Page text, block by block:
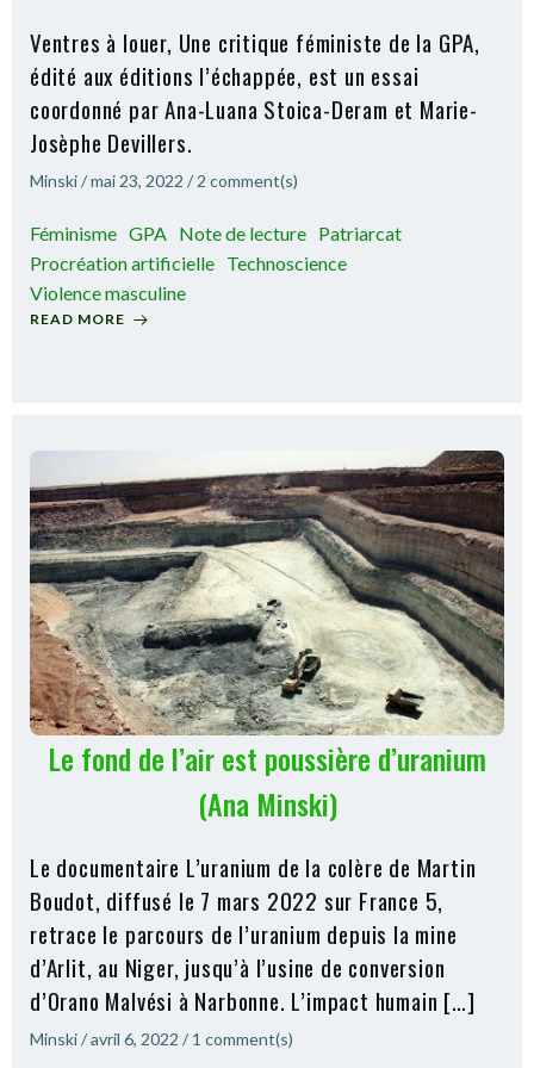
Ventres à louer, Une critique féministe de la GPA,
édité aux éditions l’échappée, est un essai
coordonné par Ana-Luana Stoica-Deram et Marie-
Josèphe Devillers.
Minski/mai 23, 2022 / 2 comment(s)
Féminisme GPA Note de lecture Patriarcat
Procréation artificielle Technoscience
Violence masculine
READ MORE
Le fond de l’air est poussière d’uranium
(Ana Minski)
Le documentaire L’uranium de la colère de Martin
Boudot, diffusé le 7 mars 2022 sur France 5,
retrace le parcours de l’uranium depuis la mine
d’Arlit, au Niger, jusqu’à l’usine de conversion
d’Orano Malvési à Narbonne. L’impact humain […]
Minski/avril 6, 2022 / 1 comment(s)